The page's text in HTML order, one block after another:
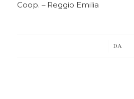
Coop. – Reggio Emilia
DA